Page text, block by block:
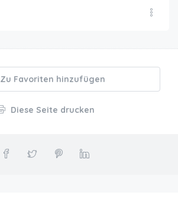
Zu Favoriten hinzufügen
Diese Seite drucken